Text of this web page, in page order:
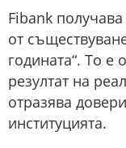
Fibank
от
годината“. То е
резултат на
отразява
институцията.